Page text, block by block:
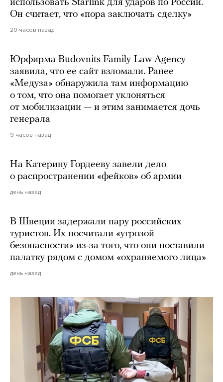
использовать Starlink для ударов по России.
Он считает, что «пора заключать сделку»
20 часов назад
Юрфирма Budovnits Family Law Agency
заявила, что ее сайт взломали. Ранее
«Медуза» обнаружила там информацию
о том, что она помогает уклоняться
от мобилизации — и этим занимается дочь
генерала
9 часов назад
На Катерину Гордееву завели дело
о распространении «фейков» об армии
день назад
В Швеции задержали пару российских
туристов. Их посчитали «угрозой
безопасности» из-за того, что они поставили
палатку рядом с домом «охраняемого лица»
день назад